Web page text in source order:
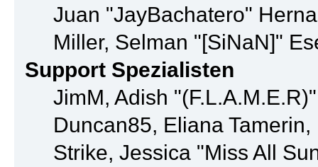
Juan "JayBachatero"
Miller, Selman "[SiNaN]"
Support Spezialisten
JimM, Adish
Duncan85, Eliana
Strike, Jessica "Miss All